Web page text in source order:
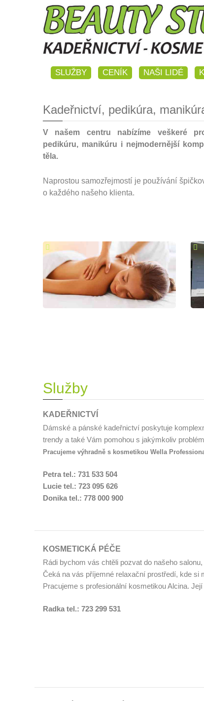
SLUŽBY CENÍK NAŠI LIDÉ
Kadeřnictví, pedikúra,
V našem centru nabízíme veškeré
pedikúru, manikúru i nejmodernější
těla.
Naprostou samozřejmostí je používání
o každého našeho klienta.
Služby
KADEŘNICTVÍ
Dámské a pánské kadeřnictví poskytuje
trendy a také Vám pomohou s jakýmkoliv
Pracujeme výhradně s kosmetikou Wella
Petra tel.: 731 533 504
Lucie tel.: 723 095 626
Donika tel.: 778 000 900
KOSMETICKÁ PÉČE
Rádi bychom vás chtěli pozvat do našeho
Čeká na vás příjemné relaxační prostředí, kde si
Pracujeme s profesionální kosmetikou Alcina.
Radka tel.: 723 299 531